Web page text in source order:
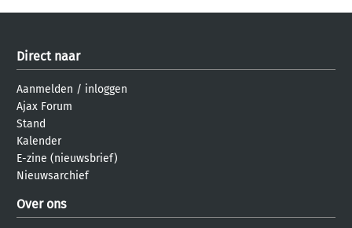
Direct naar
Aanmelden / inloggen
Ajax Forum
Stand
Kalender
E-zine (nieuwsbrief)
Nieuwsarchief
Over ons